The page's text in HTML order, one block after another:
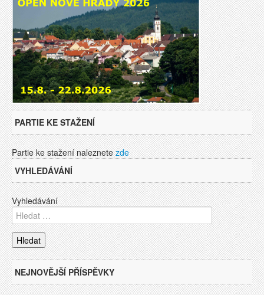
PARTIE KE STAŽENÍ
Partie ke stažení naleznetezde
VYHLEDÁVÁNÍ
Vyhledávání
NEJNOVĚJŠÍ PŘÍSPĚVKY